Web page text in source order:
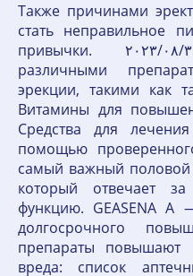
Также причинами
стать неправильное
привычки. ٣٠‏/٠٨‏/٢٠٢٣ Познакомьтесь с
различными
эрекции, такими как
Витамины для
Средства для
помощью
самый важный половой
который отвечает
функцию. GEASENA A
долгосрочного
препараты
вреда: список